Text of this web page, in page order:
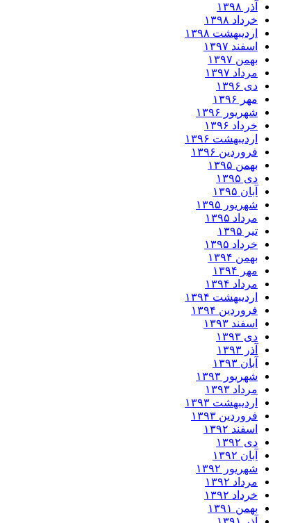
آذر ۱۳۹۸
خرداد ۱۳۹۸
اردیبهشت ۱۳۹۸
اسفند ۱۳۹۷
بهمن ۱۳۹۷
مرداد ۱۳۹۷
دی ۱۳۹۶
مهر ۱۳۹۶
شهریور ۱۳۹۶
خرداد ۱۳۹۶
اردیبهشت ۱۳۹۶
فروردین ۱۳۹۶
بهمن ۱۳۹۵
دی ۱۳۹۵
آبان ۱۳۹۵
شهریور ۱۳۹۵
مرداد ۱۳۹۵
تیر ۱۳۹۵
خرداد ۱۳۹۵
بهمن ۱۳۹۴
مهر ۱۳۹۴
مرداد ۱۳۹۴
اردیبهشت ۱۳۹۴
فروردین ۱۳۹۴
اسفند ۱۳۹۳
دی ۱۳۹۳
آذر ۱۳۹۳
آبان ۱۳۹۳
شهریور ۱۳۹۳
مرداد ۱۳۹۳
اردیبهشت ۱۳۹۳
فروردین ۱۳۹۳
اسفند ۱۳۹۲
دی ۱۳۹۲
آبان ۱۳۹۲
شهریور ۱۳۹۲
مرداد ۱۳۹۲
خرداد ۱۳۹۲
بهمن ۱۳۹۱